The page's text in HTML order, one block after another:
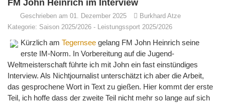
FM John Heinrich im Interview
Geschrieben am 01. Dezember 2025
Burkhard Atze
Kategorie: Saison 2025/2026 - Leistungssport 2025/2026
Kürzlich am Tegernsee gelang FM John Heinrich seine
erste IM-Norm. In Vorbereitung auf die Jugend-
Weltmeisterschaft führte ich mit John ein fast einstündiges
Interview. Als Nichtjournalist unterschätzt ich aber die Arbeit,
das gesprochene Wort in Text zu gießen. Hier kommt der erste
Teil, ich hoffe dass der zweite Teil nicht mehr so lange auf sich